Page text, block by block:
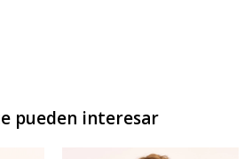
pueden interesar